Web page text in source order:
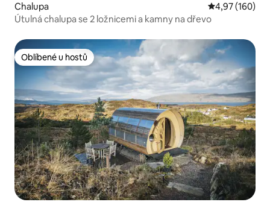
Chalupa Průměrné
4,97 (160)
Útulná chalupa se 2 ložnicemi a kamny na dřevo
Oblíbené u hostů
Oblíbené u hostů